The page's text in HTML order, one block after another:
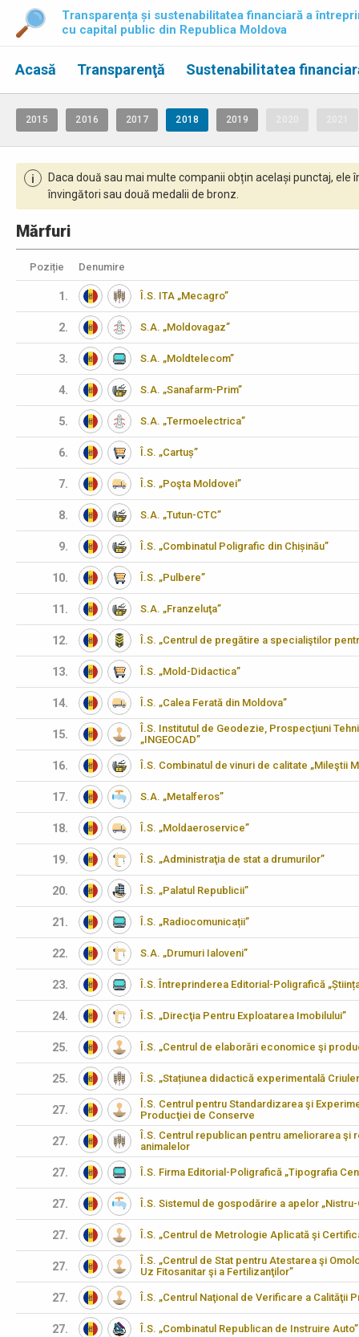
Transparența și sustenabilitatea financiară a
cu capital public din Republica Moldova
Acasă Transparenţă Sustenabilitatea
2015 2016 2017 2018 2019
i
Daca două sau mai multe companii obțin același punctaj,
învingători sau două medalii de bronz.
Mărfuri
Poziție Denumire
1. Î.S. ITA „Mecagro”
2. S.A. „Moldovagaz”
3. S.A. „Moldtelecom”
4. S.A. „Sanafarm-Prim”
5. S.A. „Termoelectrica”
6. Î.S. „Cartuș”
7. Î.S. „Poşta Moldovei”
8. S.A. „Tutun-CTC”
9. Î.S. „Combinatul Poligrafic din Chișinău”
10. Î.S. „Pulbere”
11. S.A. „Franzeluţa”
12. Î.S. „Centrul de pregătire a specialiştilor
13. Î.S. „Mold-Didactica”
14. Î.S. „Calea Ferată din Moldova”
15.
Î.S. Institutul de Geodezie, Prospecţiuni
„INGEOCAD”
16. Î.S. Combinatul de vinuri de calitate „Mileştii
17. S.A. „Metalferos”
18. Î.S. „Moldaeroservice”
19. Î.S. „Administraţia de stat a drumurilor”
20. Î.S. „Palatul Republicii”
21. Î.S. „Radiocomunicații”
22. S.A. „Drumuri Ialoveni”
23. Î.S. Întreprinderea Editorial-Poligrafică
24. Î.S. „Direcţia Pentru Exploatarea Imobilului”
25. Î.S. „Centrul de elaborări economice şi
25. Î.S. „Stațiunea didactică experimentală
27.
Î.S. Centrul pentru Standardizarea şi
Producţiei de Conserve
27.
Î.S. Centrul republican pentru ameliorarea şi
animalelor
27. Î.S. Firma Editorial-Poligrafică „Tipografia
27. Î.S. Sistemul de gospodărire a apelor „Nistru-
27. Î.S. „Centrul de Metrologie Aplicată şi
27.
Î.S. „Centrul de Stat pentru Atestarea şi
Uz Fitosanitar şi a Fertilizanţilor”
27. Î.S. „Centrul Naţional de Verificare a Calităţii
27. Î.S. „Combinatul Republican de Instruire Auto”